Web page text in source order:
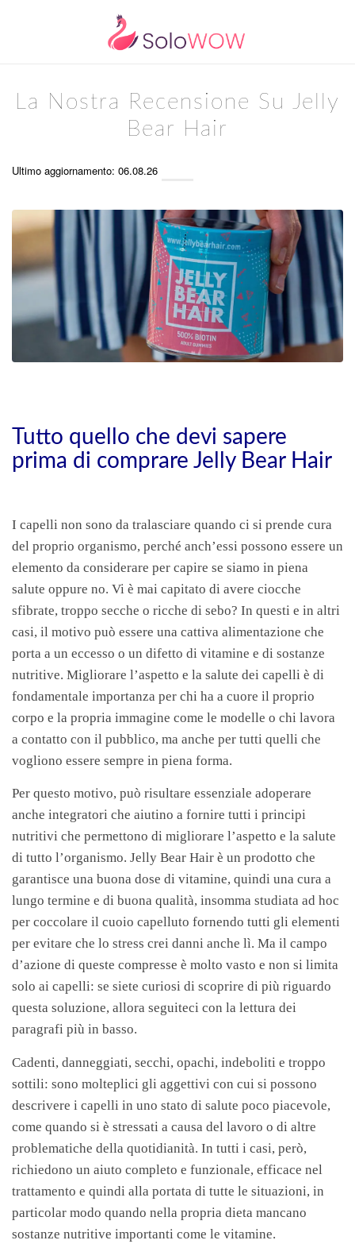
La Nostra Recensione Su Jelly
Bear Hair
Ultimo aggiornamento: 06.08.26
Tutto quello che devi sapere
prima di comprare Jelly Bear Hair
I capelli non sono da tralasciare quando ci si prende cura
del proprio organismo, perché anch’essi possono essere un
elemento da considerare per capire se siamo in piena
salute oppure no. Vi è mai capitato di avere ciocche
sfibrate, troppo secche o ricche di sebo? In questi e in altri
casi, il motivo può essere una cattiva alimentazione che
porta a un eccesso o un difetto di vitamine e di sostanze
nutritive. Migliorare l’aspetto e la salute dei capelli è di
fondamentale importanza per chi ha a cuore il proprio
corpo e la propria immagine come le modelle o chi lavora
a contatto con il pubblico, ma anche per tutti quelli che
vogliono essere sempre in piena forma.
Per questo motivo, può risultare essenziale adoperare
anche integratori che aiutino a fornire tutti i principi
nutritivi che permettono di migliorare l’aspetto e la salute
di tutto l’organismo. Jelly Bear Hair è un prodotto che
garantisce una buona dose di vitamine, quindi una cura a
lungo termine e di buona qualità, insomma studiata ad hoc
per coccolare il cuoio capelluto fornendo tutti gli elementi
per evitare che lo stress crei danni anche lì. Ma il campo
d’azione di queste compresse è molto vasto e non si limita
solo ai capelli: se siete curiosi di scoprire di più riguardo
questa soluzione, allora seguiteci con la lettura dei
paragrafi più in basso.
Cadenti, danneggiati, secchi, opachi, indeboliti e troppo
sottili: sono molteplici gli aggettivi con cui si possono
descrivere i capelli in uno stato di salute poco piacevole,
come quando si è stressati a causa del lavoro o di altre
problematiche della quotidianità. In tutti i casi, però,
richiedono un aiuto completo e funzionale, efficace nel
trattamento e quindi alla portata di tutte le situazioni, in
particolar modo quando nella propria dieta mancano
sostanze nutritive importanti come le vitamine.